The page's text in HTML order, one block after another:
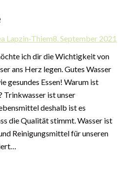
Lapzin-Thiem8. September 2021
ich dir die Wichtigkeit von
ans Herz legen. Gutes Wasser
gesundes Essen! Warum ist
Trinkwasser ist unser
deshalb ist es
die Qualität stimmt. Wasser ist
Reinigungsmittel für unseren